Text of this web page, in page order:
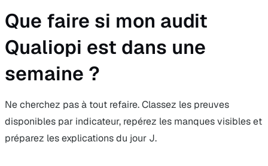
Que faire si mon audit
Qualiopi est dans une
semaine ?
Ne cherchez pas à tout refaire. Classez les preuves
disponibles par indicateur, repérez les manques visibles et
préparez les explications du jour J.